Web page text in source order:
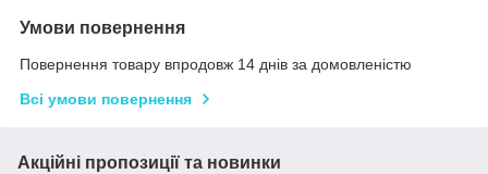
Умови повернення
Повернення товару впродовж 14 днів за домовленістю
Всі умови повернення
Акційні пропозиції та новинки